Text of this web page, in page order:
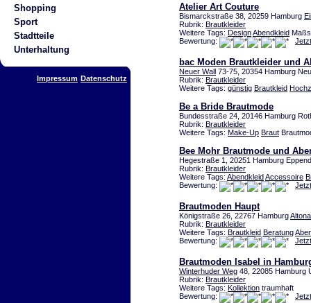
Shopping
Sport
Stadtteile
Unterhaltung
Impressum Datenschutz
Atelier Art Couture
Bismarckstraße 38, 20259 Hamburg
Rubrik: Brautkleider
Weitere Tags: DesignAbendkleid
Bewertung:
bac Moden Brautkleider und
Neuer Wall 73-75, 20354 Hamburg
Rubrik: Brautkleider
Weitere Tags: günstig Brautkleid
Be a Bride Brautmode
Bundesstraße 24, 20146 Hamburg
Rubrik: Brautkleider
Weitere Tags: Make-Up Braut
Bee Mohr Brautmode und
Hegestraße 1, 20251 Hamburg
Rubrik: Brautkleider
Weitere Tags: AbendkleidAccessoire
Bewertung:
Brautmoden Haupt
Königstraße 26, 22767 HamburgAltona
Rubrik: Brautkleider
Weitere Tags: Brautkleid Beratung
Bewertung:
Brautmoden Isabel in
Winterhuder Weg 48, 22085 Hamburg
Rubrik: Brautkleider
Weitere Tags: Kollektion traumhaft
Bewertung: